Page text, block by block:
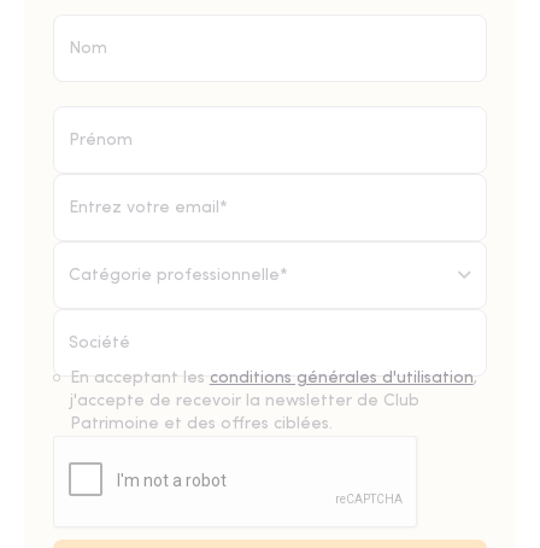
Catégorie professionnelle*
En acceptant les conditions générales d'utilisation,
j'accepte de recevoir la newsletter de Club
Patrimoine et des offres ciblées.